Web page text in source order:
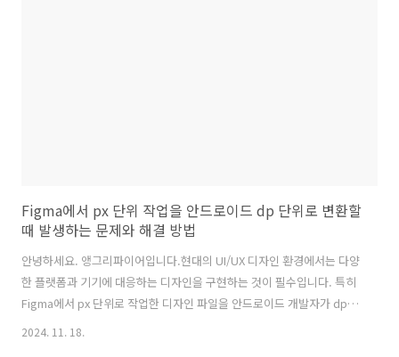
Figma에서 px 단위 작업을 안드로이드 dp 단위로 변환할
때 발생하는 문제와 해결 방법
안녕하세요. 앵그리파이어입니다.현대의 UI/UX 디자인 환경에서는 다양
한 플랫폼과 기기에 대응하는 디자인을 구현하는 것이 필수입니다. 특히
Figma에서 px 단위로 작업한 디자인 파일을 안드로이드 개발자가 dp
단위로 변환할 때, 여러 문제가 발생할 수 있습니다. 이번 글에서는 이러
2024. 11. 18.